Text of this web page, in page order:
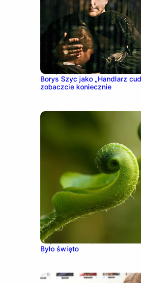
16 stycznia, 2023
Borys Szyc jako „Handlarz
zobaczcie koniecznie
10 października, 2016
Było święto